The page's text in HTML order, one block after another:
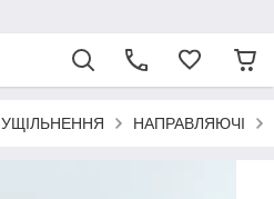
УЩІЛЬНЕННЯ НАПРАВЛЯЮЧІ